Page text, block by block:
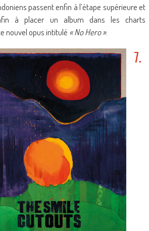
passent enfin à l’étape supérieure et
à placer un album dans les charts
nouvel opus intitulé « No Hero ».
7.